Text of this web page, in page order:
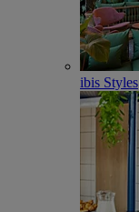
ibis Styles